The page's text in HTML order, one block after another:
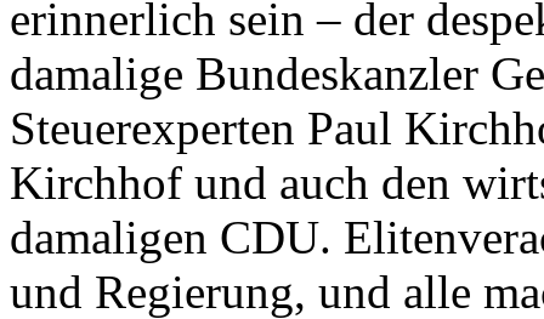
erinnerlich sein – der
damalige Bundeskanzler
Steuerexperten Paul
Kirchhof und auch den
damaligen CDU.
und Regierung, und alle